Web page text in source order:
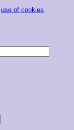
use of cookies